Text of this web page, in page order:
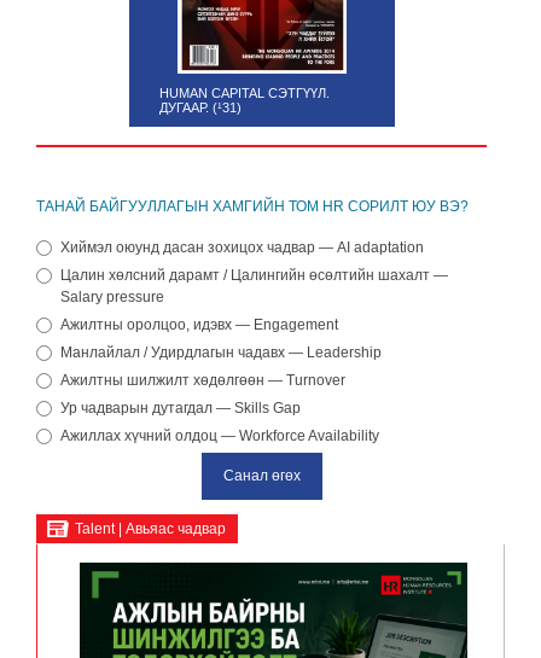
HUMAN CAPITAL СЭТГҮҮЛ.
ДУГААР. (¹31)
ТАНАЙ БАЙГУУЛЛАГЫН ХАМГИЙН ТОМ HR СОРИЛТ ЮУ ВЭ?
Хиймэл оюунд дасан зохицох чадвар — AI adaptation
Цалин хөлсний дарамт / Цалингийн өсөлтийн шахалт —
Salary pressure
Ажилтны оролцоо, идэвх — Engagement
Манлайлал / Удирдлагын чадавх — Leadership
Ажилтны шилжилт хөдөлгөөн — Turnover
Ур чадварын дутагдал — Skills Gap
Ажиллах хүчний олдоц — Workforce Availability
Talent | Авьяас чадвар